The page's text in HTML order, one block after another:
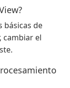
básicas de
cambiar el